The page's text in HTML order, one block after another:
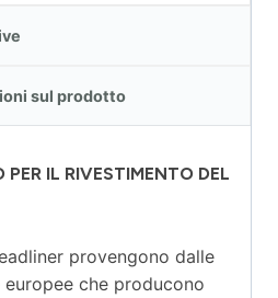
sul prodotto
PER IL RIVESTIMENTO DEL
provengono dalle
che producono